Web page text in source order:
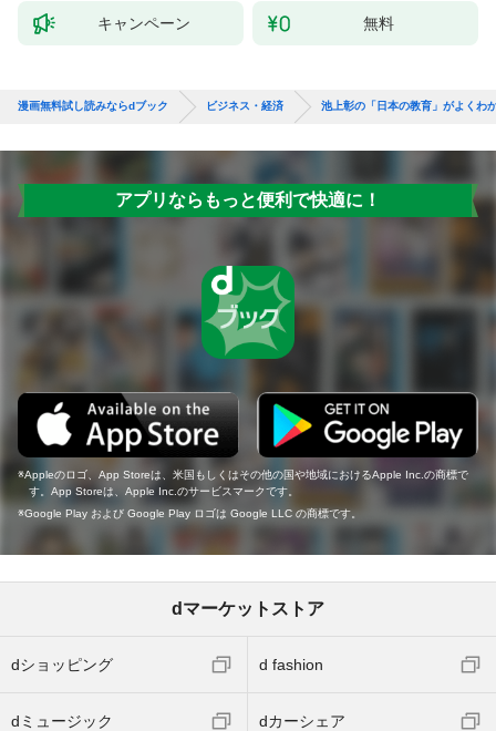
キャンペーン 無料
漫画無料試し読みならdブック ビジネス・経済 池上彰の「日本の教育」がよくわ
アプリならもっと便利で快適に！
Appleのロゴ、App Storeは、米国もしくはその他の国や地域におけるApple Inc.の商標で
す。App Storeは、Apple Inc.のサービスマークです。
Google Play および Google Play ロゴは Google LLC の商標です。
dマーケットストア
dショッピング d fashion
dミュージック dカーシェア